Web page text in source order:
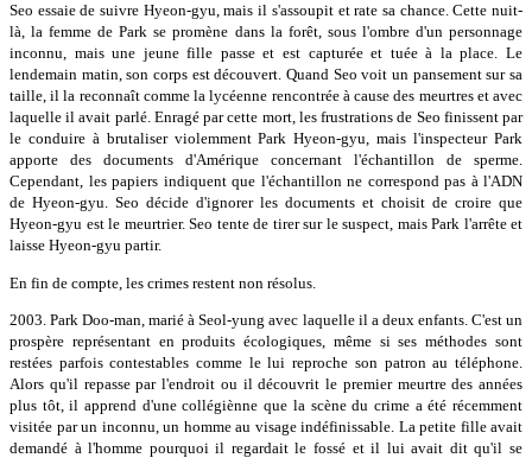
Seo essaie de suivre Hyeon-gyu, mais il s'assoupit et rate sa chance. Cette nuit-
là, la femme de Park se promène dans la forêt, sous l'ombre d'un personnage
inconnu, mais une jeune fille passe et est capturée et tuée à la place. Le
lendemain matin, son corps est découvert. Quand Seo voit un pansement sur sa
taille, il la reconnaît comme la lycéenne rencontrée à cause des meurtres et avec
laquelle il avait parlé. Enragé par cette mort, les frustrations de Seo finissent par
le conduire à brutaliser violemment Park Hyeon-gyu, mais l'inspecteur Park
apporte des documents d'Amérique concernant l'échantillon de sperme.
Cependant, les papiers indiquent que l'échantillon ne correspond pas à l'ADN
de Hyeon-gyu. Seo décide d'ignorer les documents et choisit de croire que
Hyeon-gyu est le meurtrier. Seo tente de tirer sur le suspect, mais Park l'arrête et
laisse Hyeon-gyu partir.
En fin de compte, les crimes restent non résolus.
2003. Park Doo-man, marié à Seol-yung avec laquelle il a deux enfants. C'est un
prospère représentant en produits écologiques, même si ses méthodes sont
restées parfois contestables comme le lui reproche son patron au téléphone.
Alors qu'il repasse par l'endroit ou il découvrit le premier meurtre des années
plus tôt, il apprend d'une collégiènne que la scène du crime a été récemment
visitée par un inconnu, un homme au visage indéfinissable. La petite fille avait
demandé à l'homme pourquoi il regardait le fossé et il lui avait dit qu'il se